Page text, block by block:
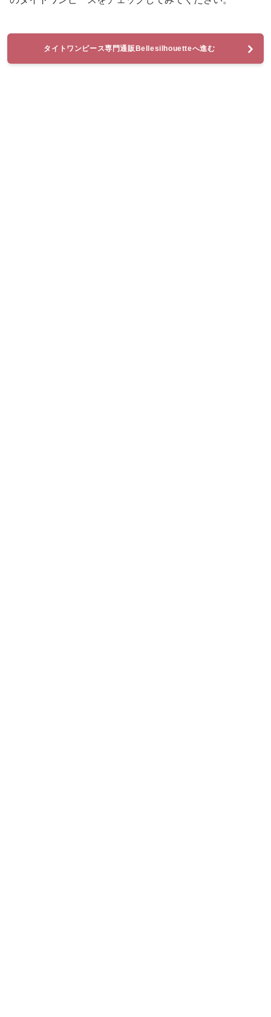
タイトワンピース専門通販Bellesilhouetteへ進む